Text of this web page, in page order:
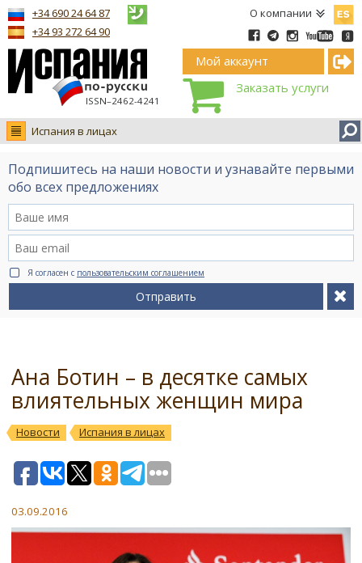
О компании
ISSN–2462-4241
+34 690 24 64 87
+34 93 272 64 90
Мой аккаунт
Заказать услуги
Испания в лицах
Новости
Интервью
Видео Ruso.TV
BCN life
Сервис на немецком
Подпишитесь на наши новости и узнавайте первыми
обо всех предложениях
Я согласен с пользовательским соглашением
Отправить
Ана Ботин – в десятке самых
влиятельных женщин мира
Новости Испания в лицах
03.09.2016